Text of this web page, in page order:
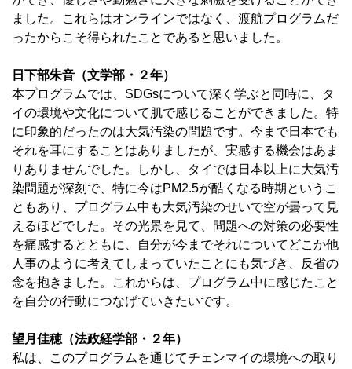
ました。これらはオンラインではなく、渡航プログラムだ
ったからこそ得られたことであると思いました。
日下部朱音（文学部・２年）
本プログラムでは、SDGsについて深く学ぶと同時に、タ
イの環境や文化について肌で感じることができました。特
に印象的だったのは大気汚染の問題です。今まで日本でも
それを耳にすることはありましたが、実感する機会はあま
りありませんでした。しかし、タイでは日本以上に大気汚
染問題が深刻で、特に今はPM2.5が酷くなる時期というこ
ともあり、プログラム中も大気汚染のせいで空が曇って見
えるほどでした。その光景を見て、問題への対策の必要性
を痛感するとともに、自分が今までそれについてどこか他
人事のように考えてしまっていたことにも気づき、反省の
念を抱きました。これからは、プログラム中に感じたこと
を自分の行動につなげていきたいです。
望月佳穂（法政経学部・２年）
私は、このプログラムを通じてチェンマイの環境への取り